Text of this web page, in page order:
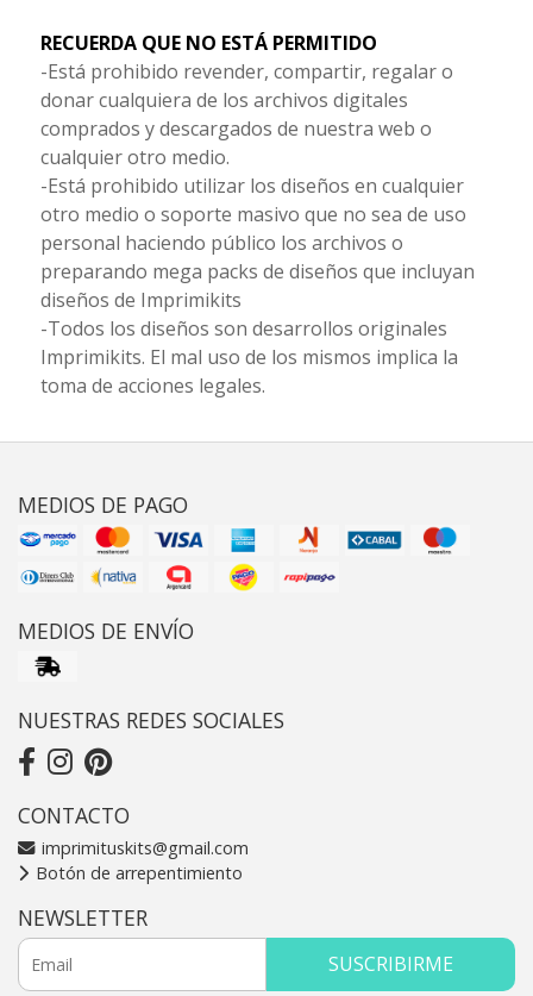
RECUERDA QUE NO ESTÁ PERMITIDO
-Está prohibido revender, compartir, regalar o
donar cualquiera de los archivos digitales
comprados y descargados de nuestra web o
cualquier otro medio.
-Está prohibido utilizar los diseños en cualquier
otro medio o soporte masivo que no sea de uso
personal haciendo público los archivos o
preparando mega packs de diseños que incluyan
diseños de Imprimikits
-Todos los diseños son desarrollos originales
Imprimikits. El mal uso de los mismos implica la
toma de acciones legales.
MEDIOS DE PAGO
MEDIOS DE ENVÍO
NUESTRAS REDES SOCIALES
CONTACTO
imprimituskits@gmail.com
Botón de arrepentimiento
NEWSLETTER
SUSCRIBIRME